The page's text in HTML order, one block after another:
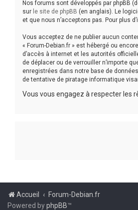
Nos forums sont développés par phpBB
sur le site de phpBB (en anglais). Le
et que nous n’acceptons pas. Pour plus
Vous acceptez de ne publier aucun
« Forum-Debian.fr » est hébergé ou
d’accès à internet et les autorités
de déplacer ou de verrouiller n’importe
enregistrées dans notre base de
de tentative de piratage informatique
Vous vous engagez à respecter les
Accueil Forum-Debian.fr
Powered byphpBB™